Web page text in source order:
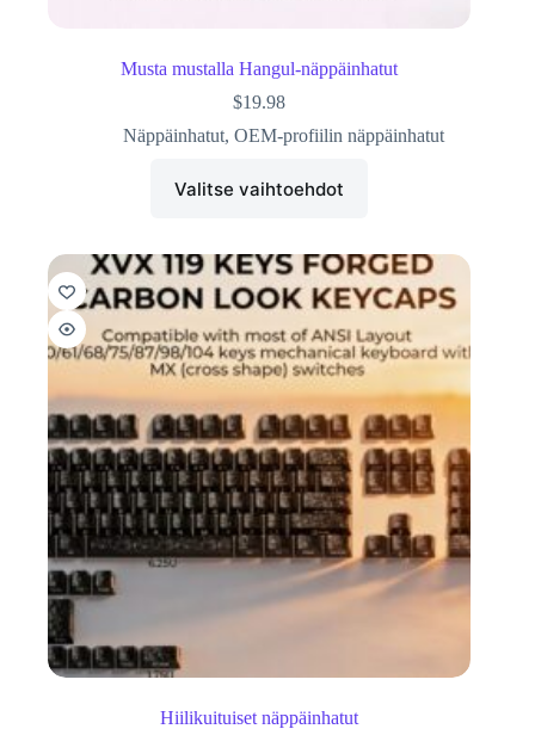
Musta mustalla Hangul-näppäinhatut
$19.98
Näppäinhatut, OEM-profiilin näppäinhatut
Valitse vaihtoehdot
Hiilikuituiset näppäinhatut